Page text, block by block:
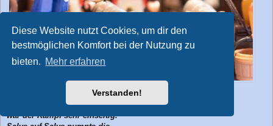
Diese Website nutzt Cookies, um dir den
bestmöglichen Komfort bei der Nutzung zu
bieten. Mehr erfahren
Verstanden!
.... Wie nicht anders zu erwarten
war der Kampf sehr einseitig.